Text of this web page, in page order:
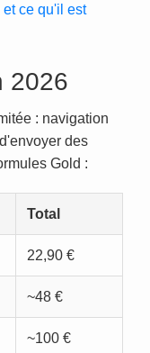
ce qu'il est
2026
: navigation
des
Gold :
Total
22,90 €
~48 €
~100 €